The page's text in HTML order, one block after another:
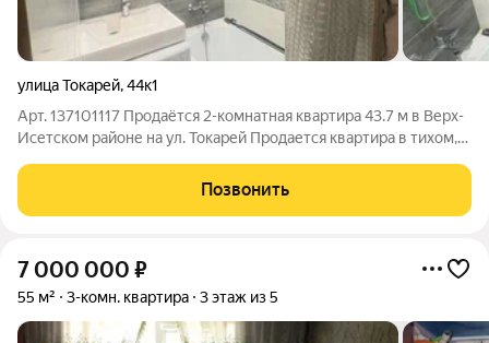
улица Токарей,44к1
Арт. 137101117 Продаётся 2-комнатная квартира 43.7 м в Верх-
Исетском районе на ул. Токарей Продается квартира в тихом,
расположена на 3 этаже 5-этажного панельного дома 1970
года постройки. Это
Позвонить
7 000 000 ₽
55 м² 3-комн. квартира 3 этаж из 5